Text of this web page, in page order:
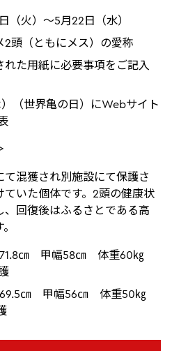
（火）～5月22日（水）
頭（ともにメス）の愛称
た用紙に必要事項をご記入
（世界亀の日）にWebサイト
混獲され別施設にて保護さ
いた個体です。2頭の健康状
回復後はふるさとである高
㎝ 甲幅58㎝ 体重60㎏
㎝ 甲幅56㎝ 体重50㎏